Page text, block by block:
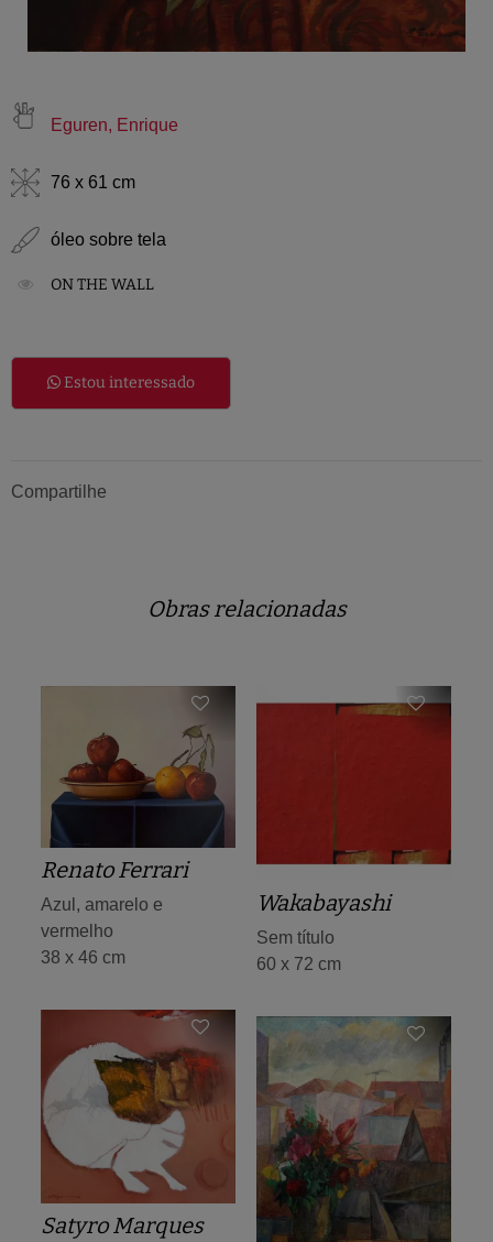
Eguren, Enrique
76 x 61 cm
óleo sobre tela
ON THE WALL
Estou interessado
Compartilhe
Obras relacionadas
Renato Ferrari
Azul, amarelo e
vermelho
38 x 46 cm
Wakabayashi
Sem título
60 x 72 cm
Satyro Marques